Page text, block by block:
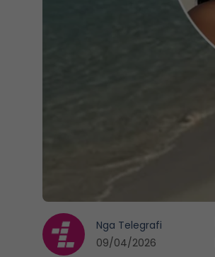
Nga Telegrafi
09/04/2026